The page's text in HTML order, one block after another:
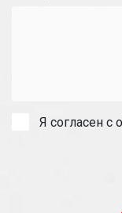
Я согласен с